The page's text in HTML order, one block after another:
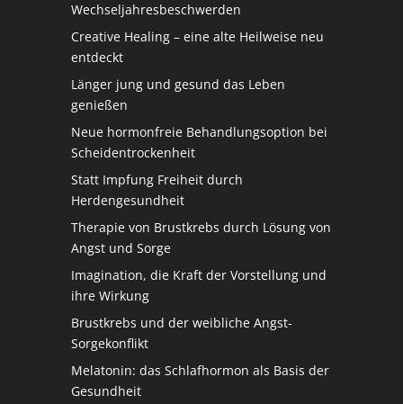
Wechseljahresbeschwerden
Creative Healing – eine alte Heilweise neu
entdeckt
Länger jung und gesund das Leben
genießen
Neue hormonfreie Behandlungsoption bei
Scheidentrockenheit
Statt Impfung Freiheit durch
Herdengesundheit
Therapie von Brustkrebs durch Lösung von
Angst und Sorge
Imagination, die Kraft der Vorstellung und
ihre Wirkung
Brustkrebs und der weibliche Angst-
Sorgekonflikt
Melatonin: das Schlafhormon als Basis der
Gesundheit